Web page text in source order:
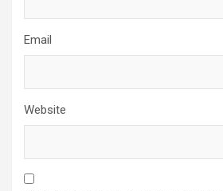
Email
Website